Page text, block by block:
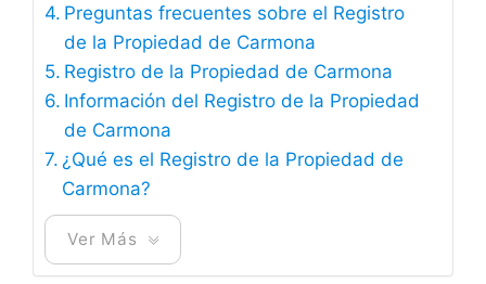
Preguntas frecuentes sobre el Registro
de la Propiedad de Carmona
Registro de la Propiedad de Carmona
Información del Registro de la Propiedad
de Carmona
¿Qué es el Registro de la Propiedad de
Carmona?
Ver Más